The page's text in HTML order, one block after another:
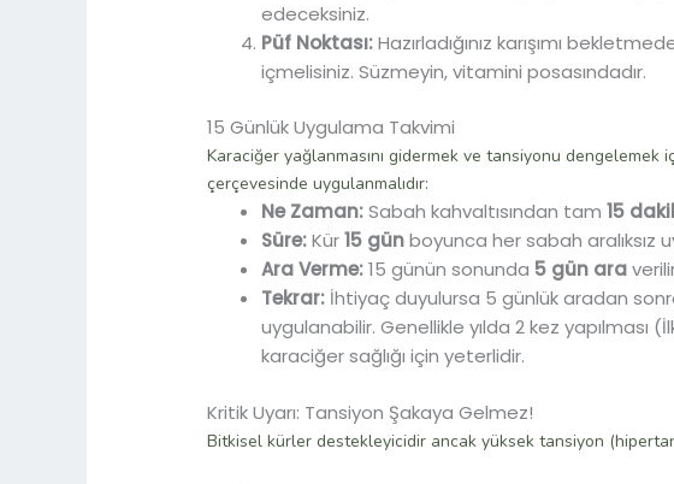
edeceksiniz.
Püf Noktası:Hazırladığınız karışımı
içmelisiniz. Süzmeyin, vitamini posasındadır.
15 Günlük Uygulama Takvimi
Karaciğer yağlanmasını gidermek ve tansiyonu
çerçevesinde uygulanmalıdır:
Ne Zaman:Sabah kahvaltısından tam15
Süre:Kür15 günboyunca her sabah aralıksız
Ara Verme:15 günün sonunda 5 gün ara
Tekrar: İhtiyaç duyulursa 5 günlük aradan
uygulanabilir. Genellikle yılda 2 kez yapılması
karaciğer sağlığı için yeterlidir.
Kritik Uyarı: Tansiyon Şakaya Gelmez!
Bitkisel kürler destekleyicidir ancak yüksek tansiyon